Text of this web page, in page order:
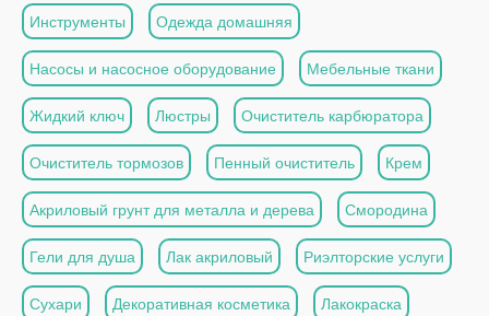
Инструменты Одежда домашняя
Насосы и насосное оборудование Мебельные ткани
Жидкий ключ Люстры Очиститель карбюратора
Очиститель тормозов Пенный очиститель Крем
Акриловый грунт для металла и дерева Смородина
Гели для душа Лак акриловый Риэлторские услуги
Сухари Декоративная косметика Лакокраска